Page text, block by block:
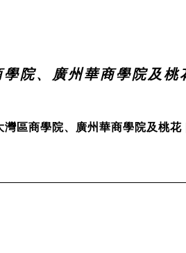
院、廣州華商學院及桃
區商學院、廣州華商學院及桃